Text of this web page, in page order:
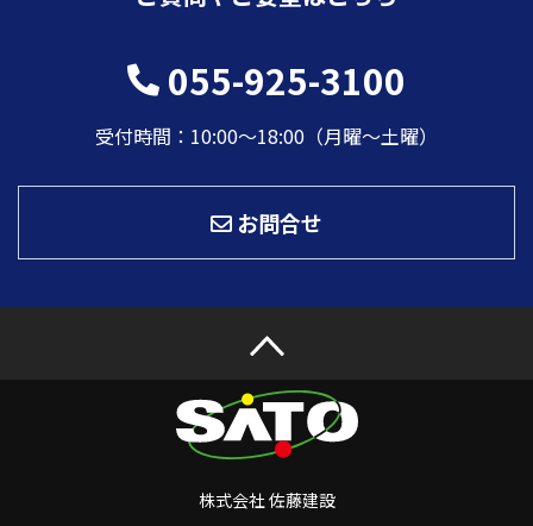
055-925-3100
受付時間：10:00〜18:00（月曜～土曜）
お問合せ
株式会社 佐藤建設